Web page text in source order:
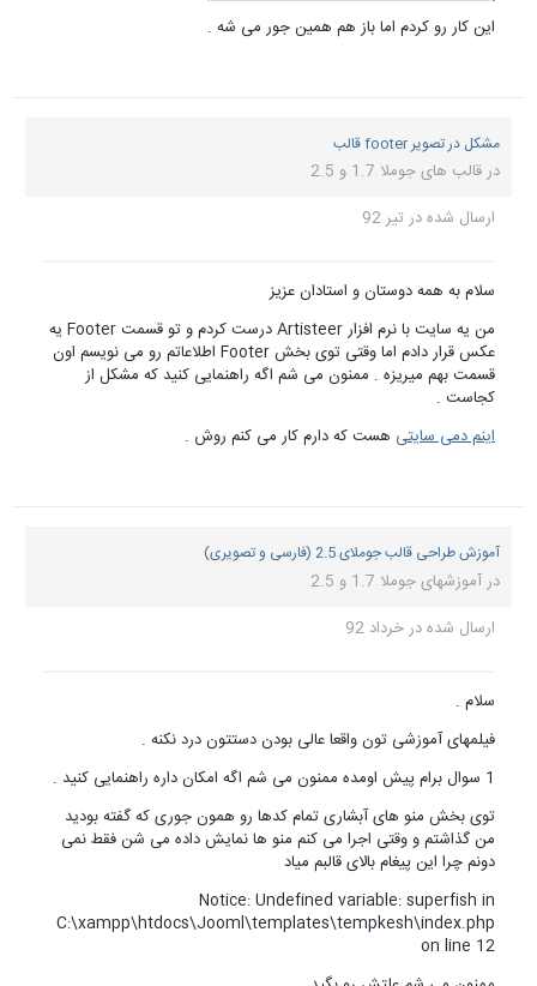
این کار رو کردم اما باز هم همین جور می شه .
مشکل در تصویر footer قالب
درقالب های جوملا 1.7 و 2.5
ارسال شده در تیر 92
سلام به همه دوستان و استادان عزیز
من یه سایت با نرم افزار Artisteer درست کردم و تو قسمت Footer یه
عکس قرار دادم اما وقتی توی بخش Footer اطلاعاتم رو می نویسم اون
قسمت بهم میریزه . ممنون می شم اگه راهنمایی کنید که مشکل از
کجاست .
اینم دمی سایتی هست که دارم کار می کنم روش .
آموزش طراحی قالب جوملای 2.5 (فارسی و تصویری)
درآموزشهای جوملا 1.7 و 2.5
ارسال شده درخرداد 92
سلام .
فیلمهای آموزشی تون واقعا عالی بودن دستتون درد نکنه .
1 سوال برام پیش اومده ممنون می شم اگه امکان داره راهنمایی کنید .
توی بخش منو های آبشاری تمام کدها رو همون جوری که گفته بودید
من گذاشتم و وقتی اجرا می کنم منو ها نمایش داده می شن فقط نمی
دونم چرا این پیغام بالای قالبم میاد
Notice: Undefined variable: superfish in
C:\xampp\htdocs\Jooml\templates\tempkesh\index.php
on line 12